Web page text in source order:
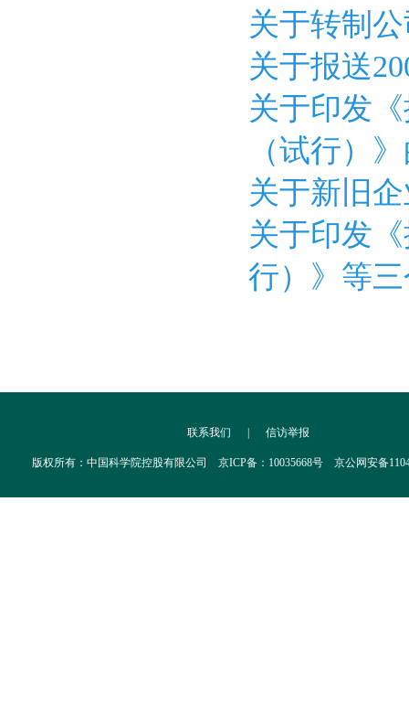
关于转制
关于报送
关于印发
（试行）
关于新旧
关于印发
行）》等
联系我们 信访举报
版权所有：中国科学院控股有限公司 京ICP备：10035668号 京公网安备